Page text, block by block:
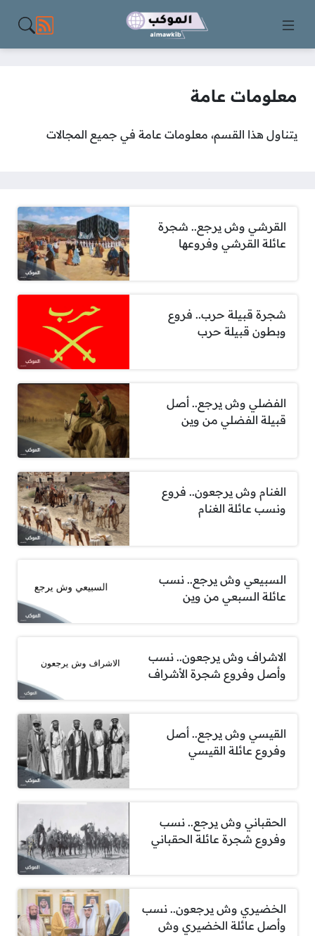
مواقع
معلومات عامة
يتناول هذا القسم، معلومات عامة في جميع المجالات
القرشي وش يرجع.. شجرة
عائلة القرشي وفروعها
شجرة قبيلة حرب.. فروع
وبطون قبيلة حرب
الفضلي وش يرجع.. أصل
قبيلة الفضلي من وين
الغنام وش يرجعون.. فروع
ونسب عائلة الغنام
السبيعي وش يرجع.. نسب
عائلة السبعي من وين
الاشراف وش يرجعون.. نسب
وأصل وفروع شجرة الأشراف
القيسي وش يرجع.. أصل
وفروع عائلة القيسي
الحقباني وش يرجع.. نسب
وفروع شجرة عائلة الحقباني
الخضيري وش يرجعون.. نسب
وأصل عائلة الخضيري وش